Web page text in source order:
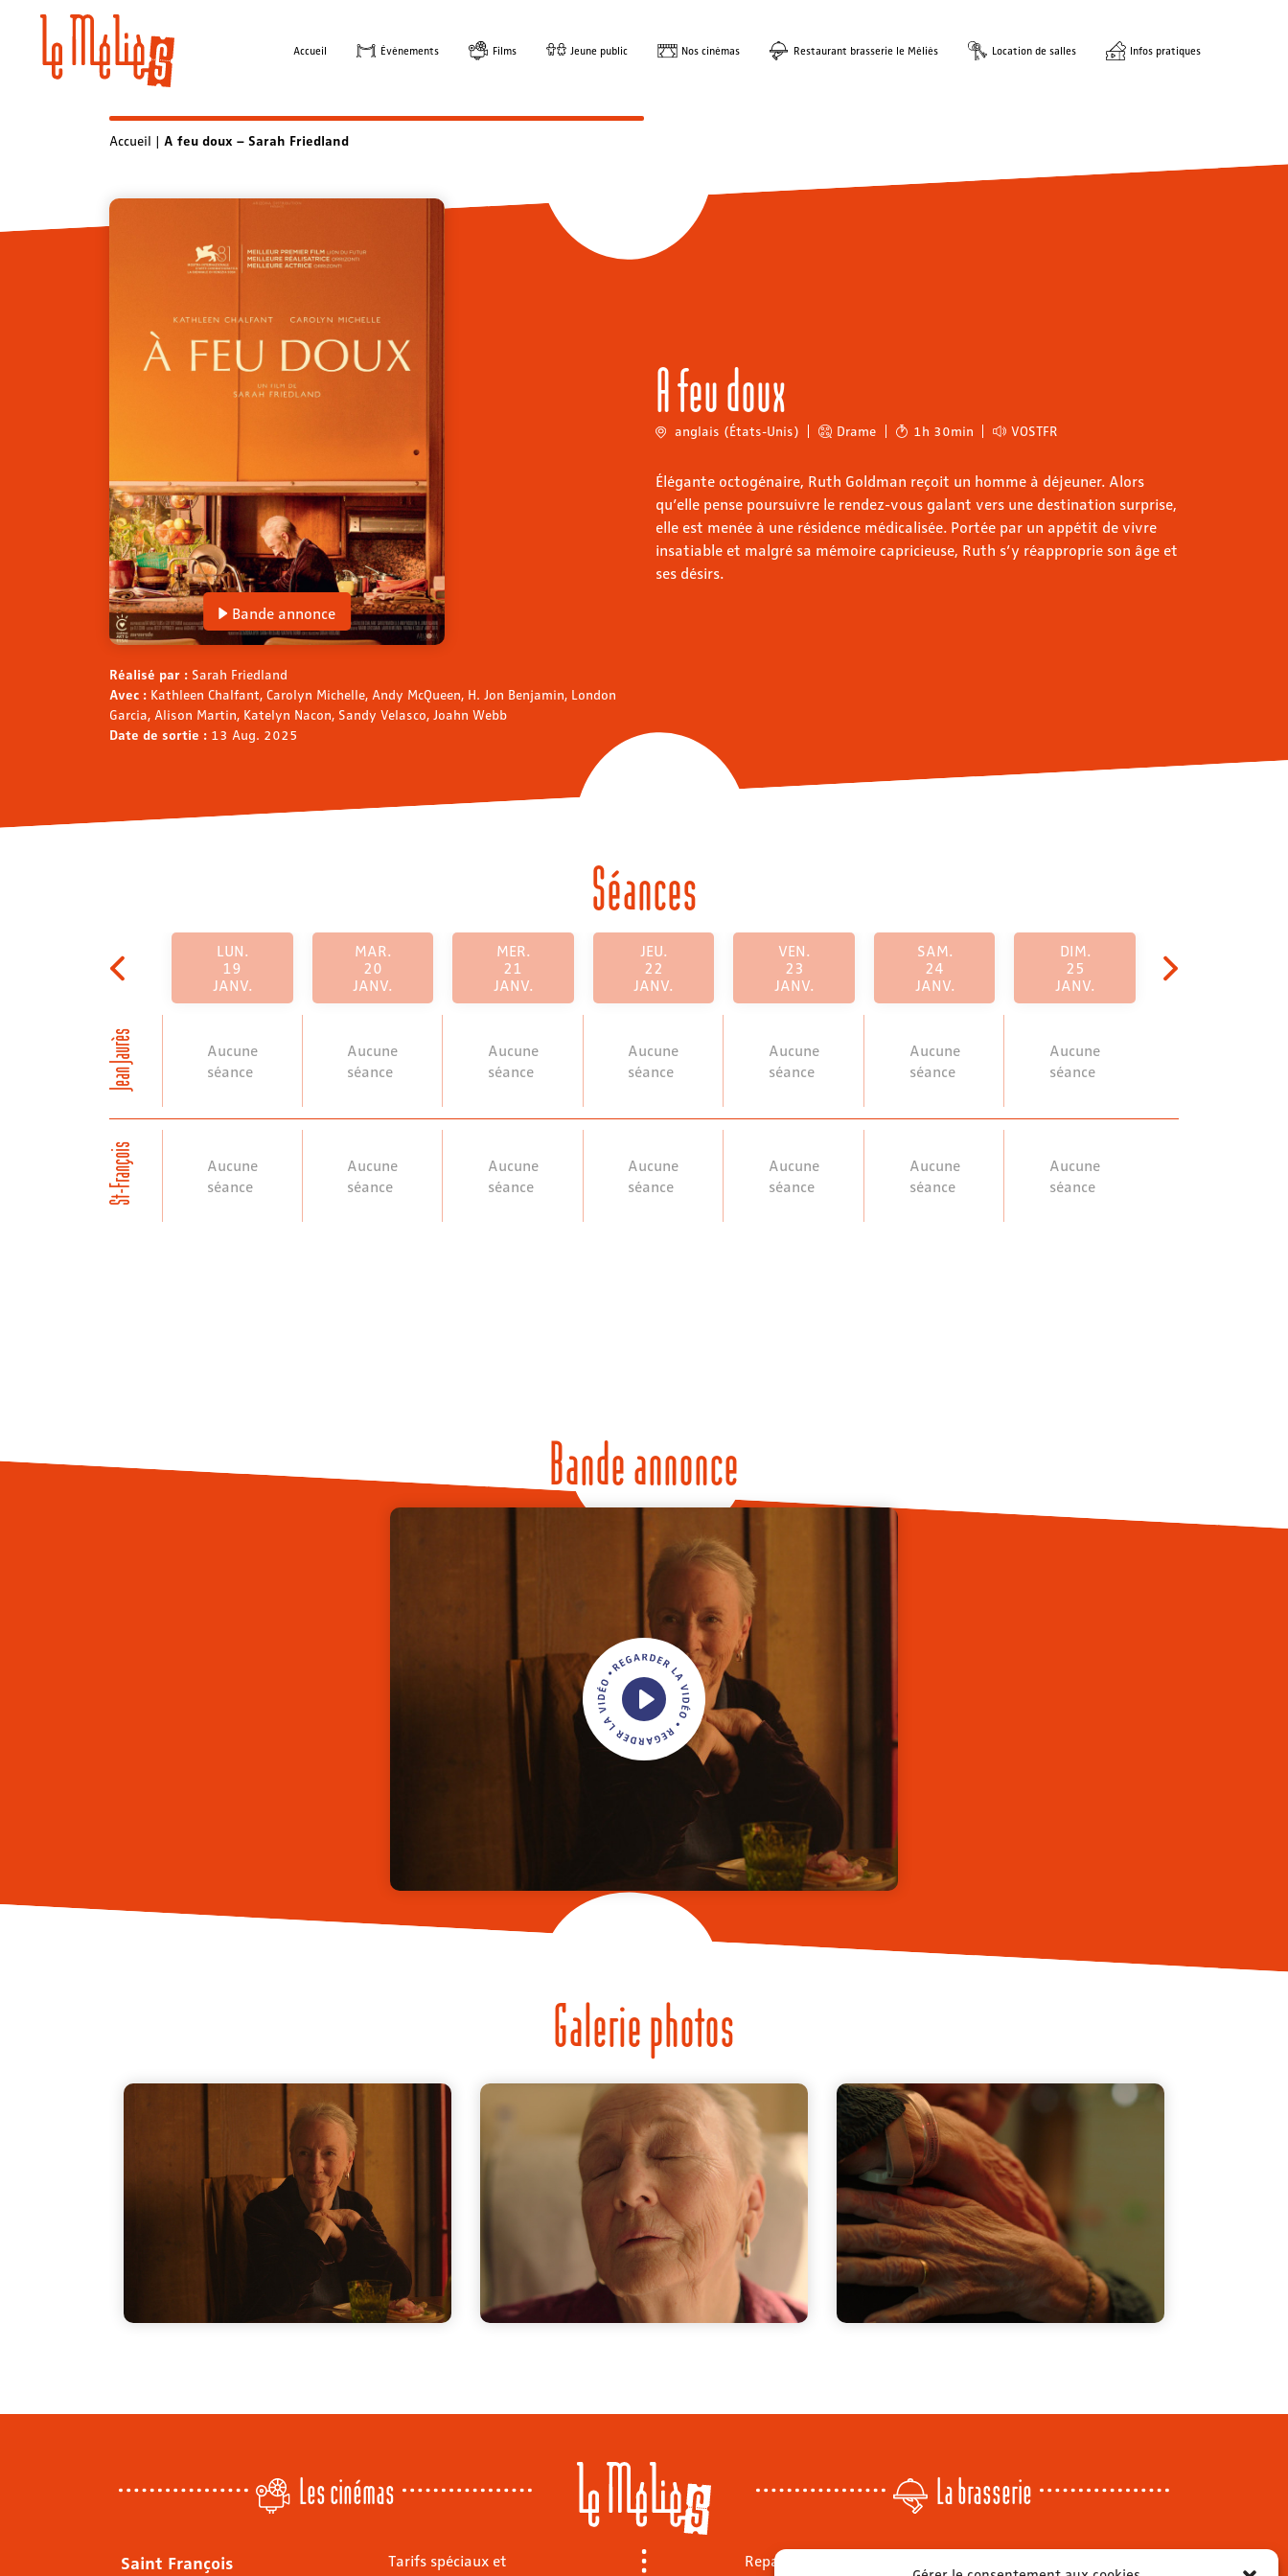
Accueil Évènements Films Jeune public Nos cinémas Restaurant brasserie le Méliès Location de salles Infos pratiques
Accueil | A feu doux – Sarah Friedland
Bande annonce
Réalisé par : Sarah Friedland
Avec : Kathleen Chalfant, Carolyn Michelle, Andy McQueen, H. Jon Benjamin, London
Garcia, Alison Martin, Katelyn Nacon, Sandy Velasco, Joahn Webb
Date de sortie : 13 Aug. 2025
A feu doux
anglais (États-Unis) Drame 1h 30min VOSTFR
Élégante octogénaire, Ruth Goldman reçoit un homme à déjeuner. Alors
qu’elle pense poursuivre le rendez-vous galant vers une destination surprise,
elle est menée à une résidence médicalisée. Portée par un appétit de vivre
insatiable et malgré sa mémoire capricieuse, Ruth s’y réapproprie son âge et
ses désirs.
Séances
Jean Jaurès
St-François
LUN.
19
JANV.
Aucune
séance
Aucune
séance
MAR.
20
JANV.
Aucune
séance
Aucune
séance
MER.
21
JANV.
Aucune
séance
Aucune
séance
JEU.
22
JANV.
Aucune
séance
Aucune
séance
VEN.
23
JANV.
Aucune
séance
Aucune
séance
SAM.
24
JANV.
Aucune
séance
Aucune
séance
DIM.
25
JANV.
Aucune
séance
Aucune
séance
Bande annonce
Galerie photos
Les cinémas La brasserie
Saint François
Tarifs spéciaux et
Repas sur place